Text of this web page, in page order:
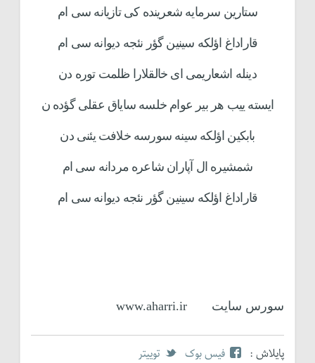
ستارین سرمایه شعرینده کی تازیانه سی ام
قاراداغ اؤلکه سینین گؤر نئجه دیوانه سی ام
دینله اشعاریمی ای خالقلارا ظلمت توره دن
ایسته ییب هر بیر عوام خلسه سایاق عقلی گؤده ن
بابکین اؤلکه سینه سورسه خلافت یئنی دن
شمشیره ال آپاران شاعره مردانه سی ام
قاراداغ اؤلکه سینین گؤر نئجه دیوانه سی ام
سورس سایت www.aharri.ir
پایلاش : فیس بوک
توییتر